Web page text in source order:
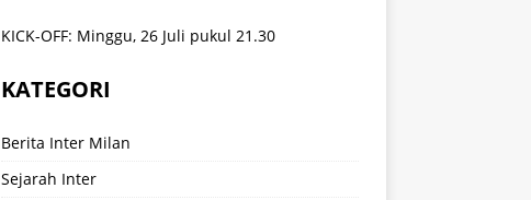
KICK-OFF: Minggu, 26 Juli pukul 21.30
KATEGORI
Berita Inter Milan
Sejarah Inter